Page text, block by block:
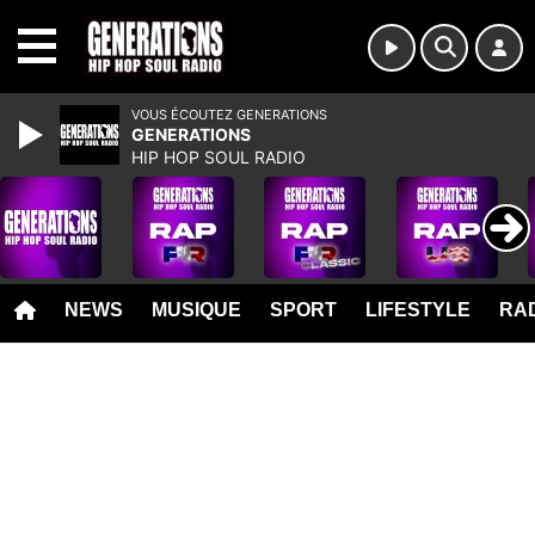
NEWS MUSIQUE SPORT LIFESTYLE
VOUS ÉCOUTEZ GENERATIONS
GENERATIONS
HIP HOP SOUL RADIO